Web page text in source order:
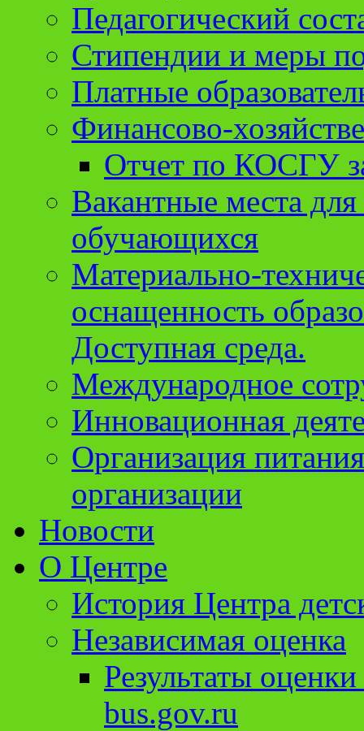
Педагогический
Стипендии и меры
Платные
Финансово-
Отчет по КОСГУ
Вакантные места
обучающихся
Материально-
оснащенность
Доступная среда.
Международное
Инновационная
Организация
организации
Новости
О Центре
История Центра
Независимая оценка
Результаты
bus.gov.ru